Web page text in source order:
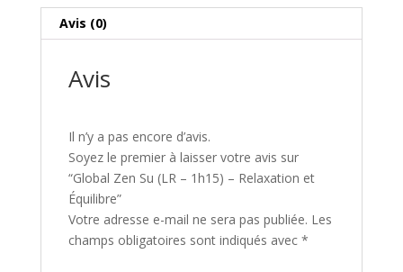
Avis (0)
Avis
Il n’y a pas encore d’avis.
Soyez le premier à laisser votre avis sur
“Global Zen Su (LR – 1h15) – Relaxation et
Équilibre”
Votre adresse e-mail ne sera pas publiée. Les
champs obligatoires sont indiqués avec *